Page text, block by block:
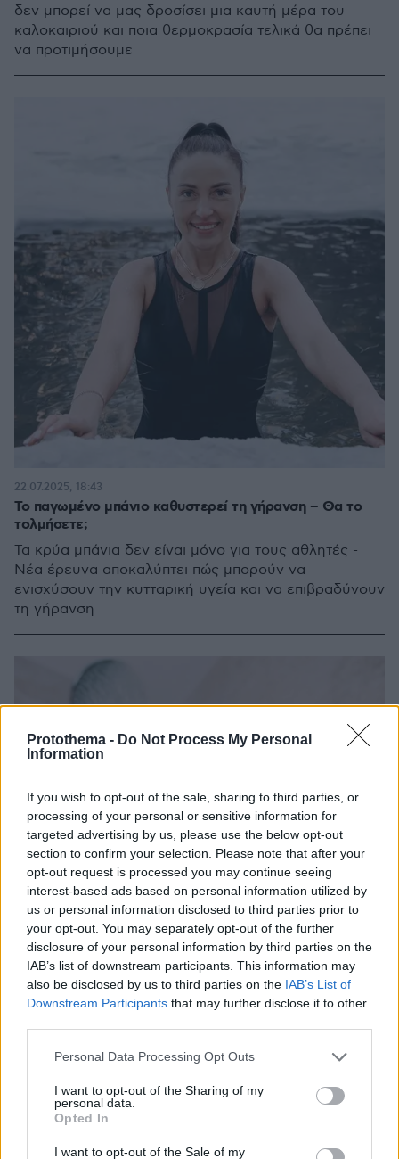
Protothema - Do Not Process My Personal
Information
If you wish to opt-out of the sale, sharing to third parties, or
processing of your personal or sensitive information for
targeted advertising by us, please use the below opt-out
section to confirm your selection. Please note that after your
opt-out request is processed you may continue seeing
interest-based ads based on personal information utilized by
us or personal information disclosed to third parties prior to
your opt-out. You may separately opt-out of the further
disclosure of your personal information by third parties on the
IAB’s list of downstream participants. This information may
also be disclosed by us to third parties on the IAB’s List of
Downstream Participants that may further disclose it to other
Please note that this website/app uses one or more Google
not limited to your visit or usage behaviour. You may click to
grant or deny consent to Google and its third-party tags to
use your data for below specified purposes in below Google
consent section.
Personal Data Processing Opt Outs
I want to opt-out of the Sharing of my
personal data.
Opted In
I want to opt-out of the Sale of my
δεν μπορεί να μας δροσίσει μια καυτή μέρα του
καλοκαιριού και ποια θερμοκρασία τελικά θα πρέπει
να προτιμήσουμε
Το παγωμένο μπάνιο καθυστερεί τη γήρανση – Θα το
τολμήσετε;
Τα κρύα μπάνια δεν είναι μόνο για τους αθλητές -
Νέα έρευνα αποκαλύπτει πώς μπορούν να
ενισχύσουν την κυτταρική υγεία και να επιβραδύνουν
τη γήρανση
22.07.2025, 18:43
Ποια είναι τα οφέλη του κρύου ντους - Οι ειδικοί
εξηγούν
Πώς αυτό το «μίνι σοκ» που προκαλεί το κρύο νερό
στο σώμα μας μπορεί να κάνει θαύματα